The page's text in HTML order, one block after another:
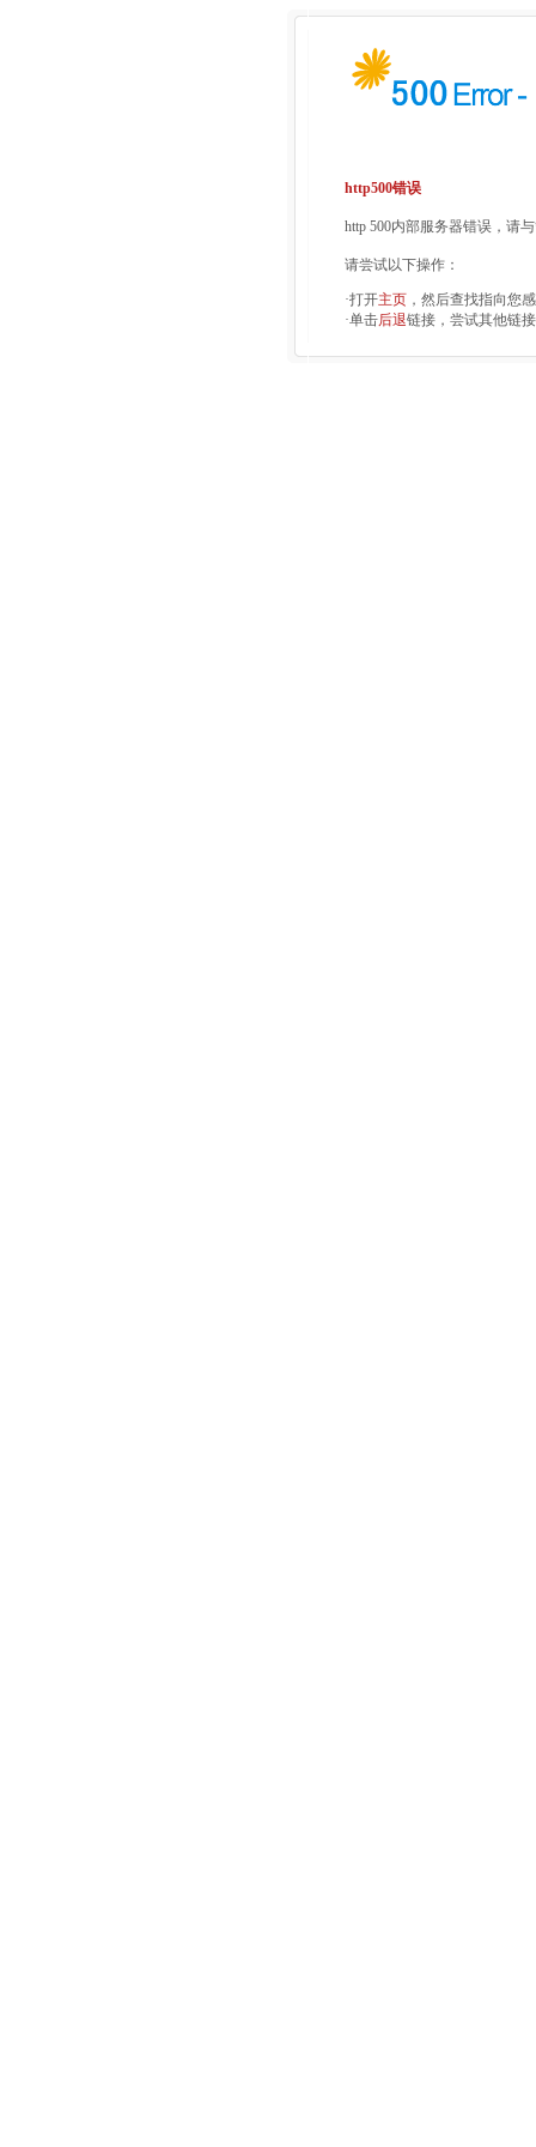
http500错误
http 500内部服务器错误，请
请尝试以下操作：
·打开主页 ，然后查找指向您
·单击后退链接，尝试其他链